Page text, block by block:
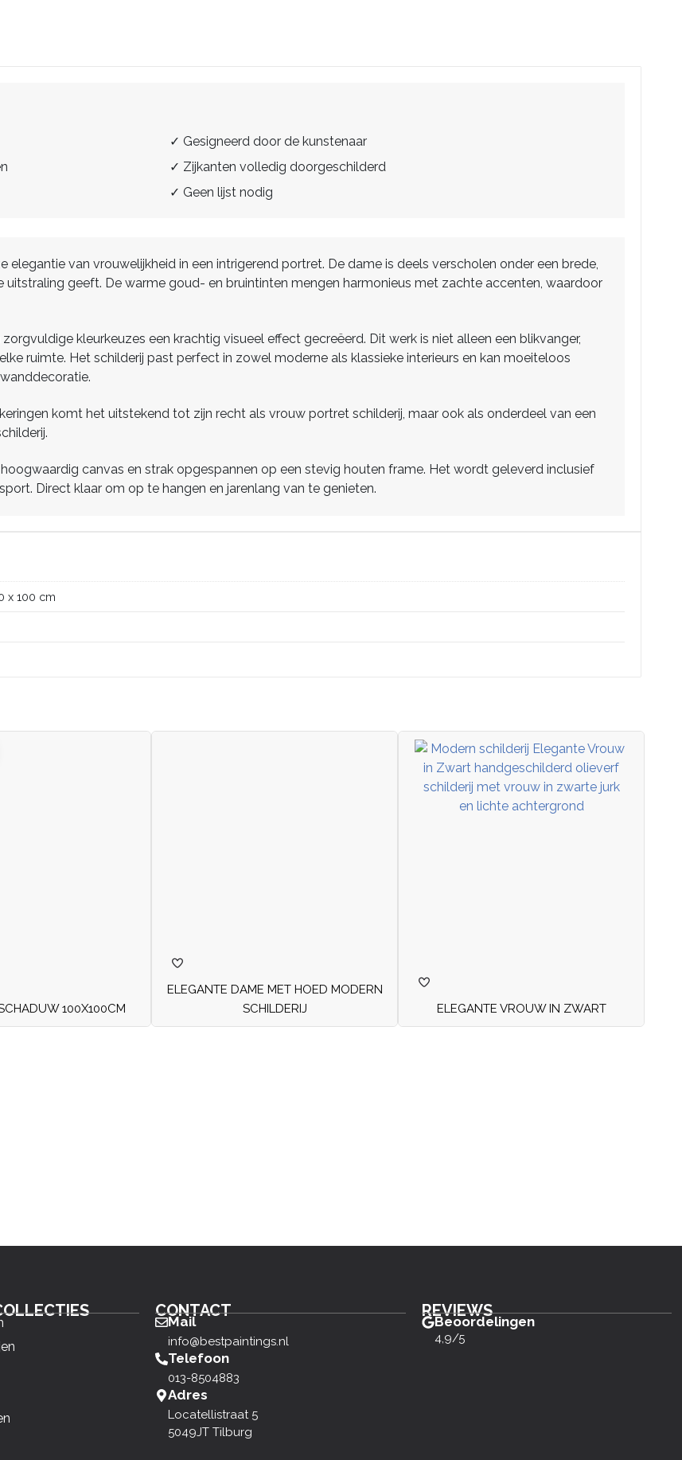
✓ Gesigneerd door de kunstenaar
✓ Zijkanten volledig doorgeschilderd
✓ Geen lijst nodig
van vrouwelijkheid in een intrigerend portret. De dame is deels verscholen onder een brede,
uitstraling geeft. De warme goud- en bruintinten mengen harmonieus met zachte accenten, waardoor
kleurkeuzes een krachtig visueel effect gecreëerd. Dit werk is niet alleen een blikvanger,
ruimte. Het schilderij past perfect in zowel moderne als klassieke interieurs en kan moeiteloos
komt het uitstekend tot zijn recht als vrouw portret schilderij, maar ook als onderdeel van een
canvas en strak opgespannen op een stevig houten frame. Het wordt geleverd inclusief
Direct klaar om op te hangen en jarenlang van te genieten.
x 100 cm
100X100CM
ELEGANTE DAME MET HOED MODERN
SCHILDERIJ
ELEGANTE VROUW IN ZWART
CONTACT
Mail
info@bestpaintings.nl
Telefoon
013-8504883
Adres
Locatellistraat 5
5049JT Tilburg
REVIEWS
Beoordelingen
4,9/5